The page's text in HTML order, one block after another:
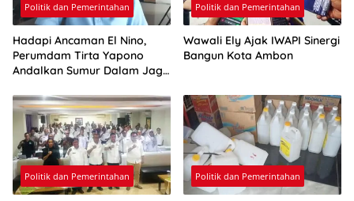
Politik dan Pemerintahan
Hadapi Ancaman El Nino,
Perumdam Tirta Yapono
Andalkan Sumur Dalam Jaga
Politik dan Pemerintahan
Wawali Ely Ajak IWAPI Sinergi
Bangun Kota Ambon
Politik dan Pemerintahan Politik dan Pemerintahan